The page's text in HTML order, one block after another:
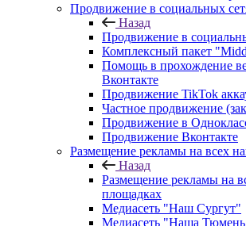
Продвижение в социальных
Назад
Продвижение в
Комплексный пакет
Помощь в прохождение
Вконтакте
Продвижение TikTok
Частное продвижение
Продвижение в
Продвижение Вконтакте
Размещение рекламы на всех
Назад
Размещение рекламы на
площадках
Медиасеть "Наш Сургут"
Медиасеть "Наша